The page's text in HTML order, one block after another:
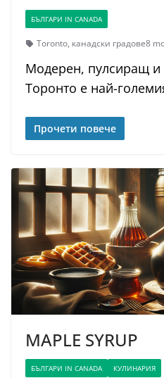
БЪЛГАРИ IN CANADA
Toronto, канадски градове8
Модерен, пулсиращ и
Торонто е най-
Прочети повече
MAPLE SYRUP
БЪЛГАРИ IN CANADA КУЛИНАРИЯ